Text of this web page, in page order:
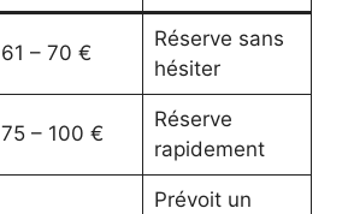
61 – 70 €
Réserve sans
hésiter
75 – 100 €
Réserve
rapidement
Prévoit un